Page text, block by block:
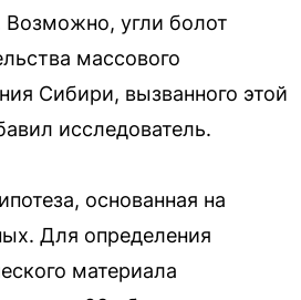
Возможно, угли болот
массового
Сибири, вызванного этой
исследователь.
основанная на
Для определения
материала